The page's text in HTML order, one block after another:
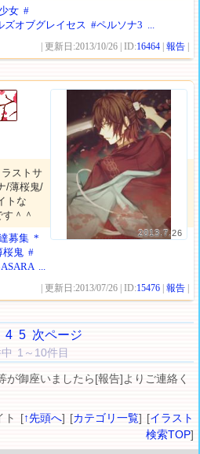
女 #
ズオブグレイセス #ペルソナ3 ...
| 更新日:2013/10/26 | ID:16464 |報告
2013.7.26
ストサ
/薄桜鬼/
トな
＾＾
募集 *
桜鬼 #
...
| 更新日:2013/07/26 | ID:15476 |報告
4 5 次ページ
1～10件目
御座いましたら[報告]よりご連絡く
ト [↑先頭へ] [カテゴリ一覧] [イラスト
検索TOP]